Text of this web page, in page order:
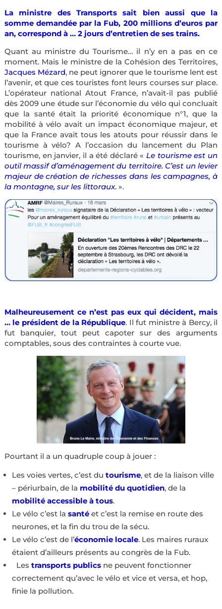
La ministre des Transports sait bien aussi que la
somme demandée par la Fub, 200 millions d’euros par
an, correspond à … 2 jours d’entretien de ses trains.
Quant au ministre du Tourisme… il n’y en a pas en ce
moment. Mais le ministre de la Cohésion des Territoires,
Jacques Mézard, ne peut ignorer que le tourisme lent est
l’avenir, et que ces touristes font leurs courses sur place.
L’opérateur national Atout France, n’avait-il pas publié
dès 2009 une étude sur l’économie du vélo qui concluait
que la santé était la priorité économique n°1, que la
mobilité à vélo avait un impact économique majeur, et
que la France avait tous les atouts pour réussir dans le
tourisme à vélo? A l’occasion du lancement du Plan
tourisme, en janvier, il a été déclaré «Le tourisme est un
outil massif d’aménagement du territoire. C’est un levier
majeur de création de richesses dans les campagnes, à
la montagne, sur les littoraux.».
Malheureusement ce n’est pas eux qui décident, mais
… le président de la République. Il fut ministre à Bercy, il
fut banquier, tout peut capoter sur des arguments
comptables, sous des contraintes à courte vue.
Pourtant il a un quadruple coup à jouer :
Les voies vertes, c’est du tourisme, et de la liaison ville
– périurbain, de la mobilité du quotidien, de la
mobilité accessible à tous.
Le vélo c’est la santéet c’est la remise en route des
neurones, et la fin du trou de la sécu.
Le vélo c’est de l’économie locale. Les maires ruraux
étaient d’ailleurs présents au congrès de la Fub.
Les transports publicsne peuvent fonctionner
correctement qu’avec le vélo et vice et versa, et hop,
finie la pollution.